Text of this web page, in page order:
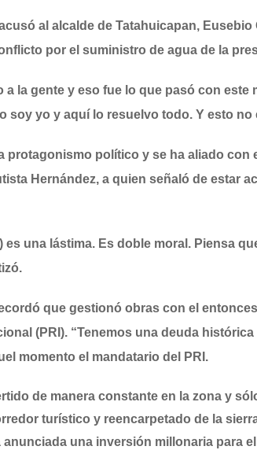
al alcalde de Tatahuicapan,
por el suministro de agua de la
a la gente y eso fue lo que pasó con
soy yo y aquí lo resuelvo todo. Y esto no
protagonismo político y se ha aliado con
Hernández, a quien señaló de estar
es una lástima. Es doble moral. Piensa
que gestionó obras con el
(PRI). “Tenemos una deuda
momento el mandatario del PRI.
de manera constante en la zona y
turístico y reencarpetado de la
una inversión millonaria para